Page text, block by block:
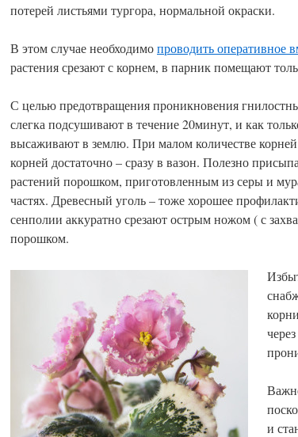
потерей листьями тургора, нормальной окраски.
В этом случае необходимопроводить оперативное
растения срезают с корнем, в парник помещают
С целью предотвращения проникновения
слегка подсушивают в течение 20минут, и как
высаживают в землю. При малом количестве
корней достаточно – сразу в вазон. Полезно
растений порошком, приготовленным из серы и
частях. Древесный уголь – тоже хорошее
сенполии аккуратно срезают острым ножом ( с
порошком.
и